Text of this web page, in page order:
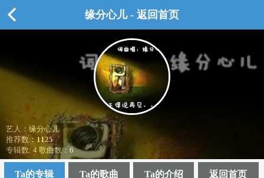
缘分心儿 - 返回首页
艺人：缘分心儿
推荐数： 1125
专辑数: 4 歌曲数：6
Ta的专辑 Ta的歌曲 Ta的介绍 返回首页